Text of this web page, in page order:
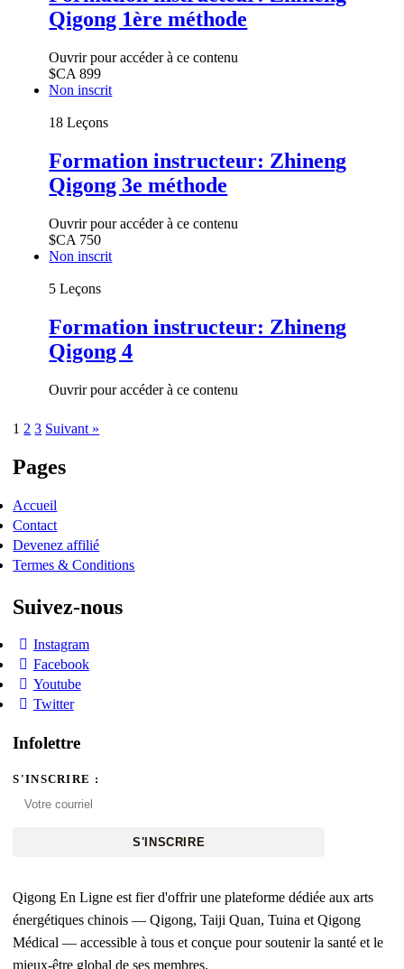
Qigong 1ère méthode
Ouvrir pour accéder à ce contenu
$CA 899
Non inscrit
18 Leçons
Formation instructeur: Zhineng
Qigong 3e méthode
Ouvrir pour accéder à ce contenu
$CA 750
Non inscrit
5 Leçons
Formation instructeur: Zhineng
Qigong 4
Ouvrir pour accéder à ce contenu
Page
1 Page
2 Page
3 Suivant »
Pages
Accueil
Contact
Devenez affilié
Termes & Conditions
Suivez-nous
Instagram
Facebook
Youtube
Twitter
Infolettre
S'INSCRIRE :
S'INSCRIRE
Qigong En Ligne est fier d'offrir une plateforme dédiée aux arts
énergétiques chinois — Qigong, Taiji Quan, Tuina et Qigong
Médical — accessible à tous et conçue pour soutenir la santé et le
mieux-être global de ses membres.